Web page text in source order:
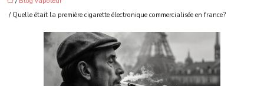
/ Quelle était la première cigarette électronique commercialisée en france?